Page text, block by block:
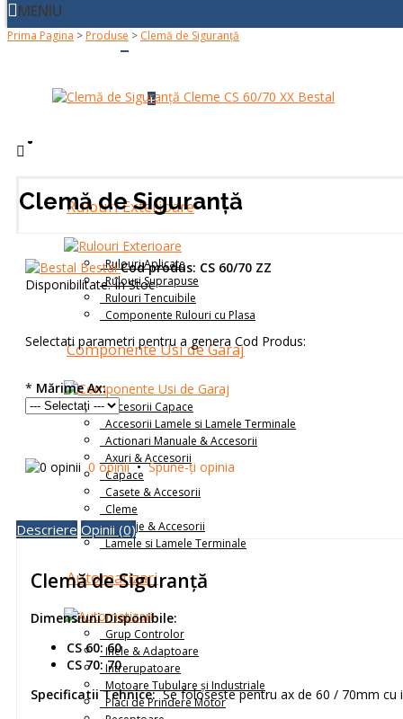
MENIU
DESPRE NOI +
Rulouri Exterioare
Rulouri Aplicate
Rulouri Suprapuse
Rulouri Tencuibile
Componente Rulouri cu Plasa
Componente Usi de Garaj
Accesorii Capace
Accesorii Lamele si Lamele Terminale
Actionari Manuale & Accesorii
Axuri & Accesorii
Capace
Casete & Accesorii
Cleme
Ghidaje & Accesorii
Lamele si Lamele Terminale
Automatizari
Grup Controlor
Inele & Adaptoare
Intrerupatoare
Motoare Tubulare și Industriale
Placi de Prindere Motor
Prima Pagina > Produse > Clemă de Siguranță
Clemă de Siguranță
BestalCod produs: CS 60/70 ZZ
Disponibilitate: În Stoc
Selectati parametri pentru a genera Cod Produs:
* Mărime Ax:
0 opinii•Spune-ţi opinia
Descriere Opinii (0)
Clemă de Siguranță
Dimensiuni Disponibile:
CS 60: 60
CS 70: 70
Specificatii Tehnice:Se foloseste pentru ax de 60 / 70mm cu